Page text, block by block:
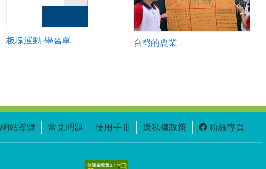
板塊運動-學習單 台灣的農業
網站導覽 常見問題 使用手冊 隱私權政策 粉絲專頁